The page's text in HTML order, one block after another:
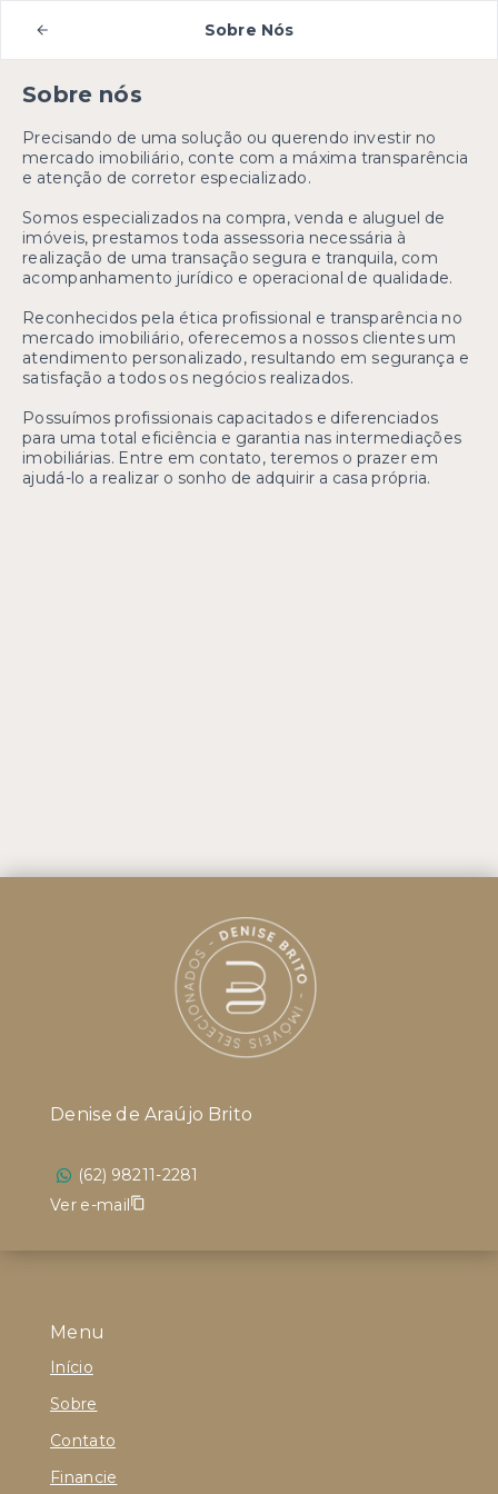
Sobre Nós
Sobre nós
Precisando de uma solução ou querendo investir no
mercado imobiliário, conte com a máxima transparência
e atenção de corretor especializado.
Somos especializados na compra, venda e aluguel de
imóveis, prestamos toda assessoria necessária à
realização de uma transação segura e tranquila, com
acompanhamento jurídico e operacional de qualidade.
Reconhecidos pela ética profissional e transparência no
mercado imobiliário, oferecemos a nossos clientes um
atendimento personalizado, resultando em segurança e
satisfação a todos os negócios realizados.
Possuímos profissionais capacitados e diferenciados
para uma total eficiência e garantia nas intermediações
imobiliárias. Entre em contato, teremos o prazer em
ajudá-lo a realizar o sonho de adquirir a casa própria.
Menu
Início
Sobre
Contato
Financie
Denise de Araújo Brito
(62) 98211-2281
Ver e-mail